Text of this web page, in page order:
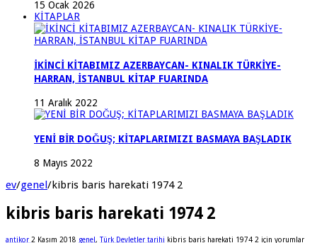
15 Ocak 2026
KİTAPLAR
İKİNCİ KİTABIMIZ AZERBAYCAN- KINALIK TÜRKİYE-
HARRAN, İSTANBUL KİTAP FUARINDA
11 Aralık 2022
YENİ BİR DOĞUŞ; KİTAPLARIMIZI BASMAYA BAŞLADIK
8 Mayıs 2022
ev/genel/kibris baris harekati 1974 2
kibris baris harekati 1974 2
antikor 2 Kasım 2018 genel , Türk Devletler tarihi kibris baris harekati 1974 2 için yorumlar